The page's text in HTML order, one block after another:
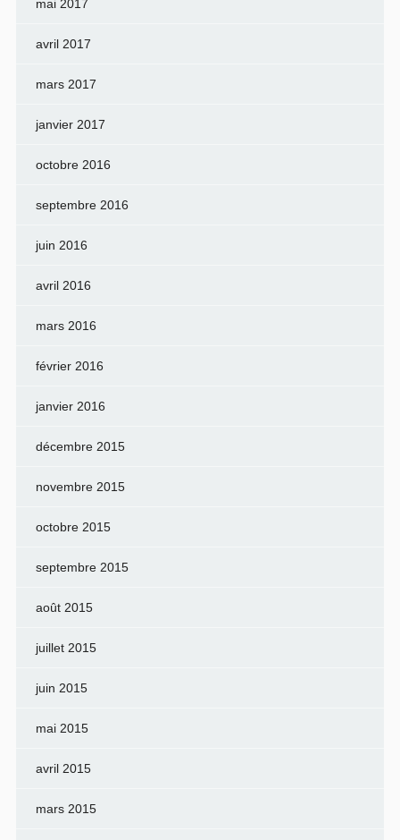
mai 2017
avril 2017
mars 2017
janvier 2017
octobre 2016
septembre 2016
juin 2016
avril 2016
mars 2016
février 2016
janvier 2016
décembre 2015
novembre 2015
octobre 2015
septembre 2015
août 2015
juillet 2015
juin 2015
mai 2015
avril 2015
mars 2015